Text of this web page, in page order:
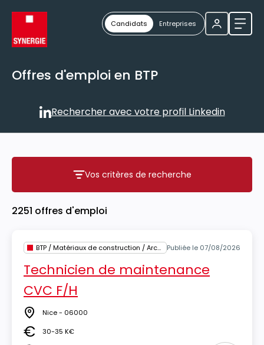
Candidats Entreprises
Offres d'emploi en BTP
Rechercher avec votre
Rechercher avec votre profil Linkedin
Vos critères de recherche
Vos critères de recherche
2251 offres d'emploi
BTP / Matériaux de construction / Architecture Publiée le 07/08/2026
Technicien de maintenance
CVC F/H
Lieu Nice - 06000
Salaire30-35 K€